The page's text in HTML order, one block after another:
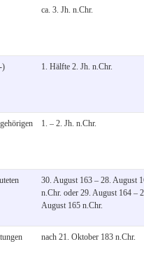
ca. 3. Jh. n.Chr.
)
1. Hälfte 2. Jh. n.Chr.
1. – 2. Jh. n.Chr.
30. August 163 – 28. August
n.Chr. oder 29. August 164 –
August 165 n.Chr.
nach 21. Oktober 183 n.Chr.